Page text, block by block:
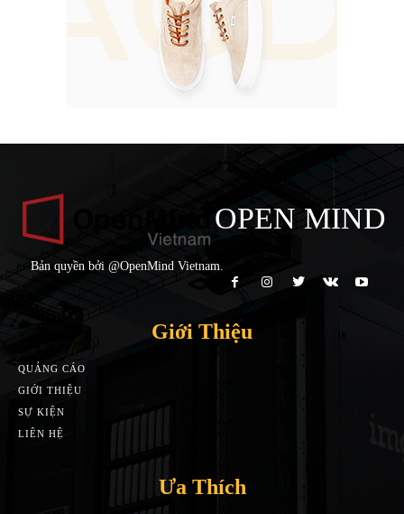
OPEN MIND
Bản quyền bởi @OpenMind Vietnam.
Giới Thiệu
QUẢNG CÁO
GIỚI THIỆU
SỰ KIỆN
LIÊN HỆ
Ưa Thích